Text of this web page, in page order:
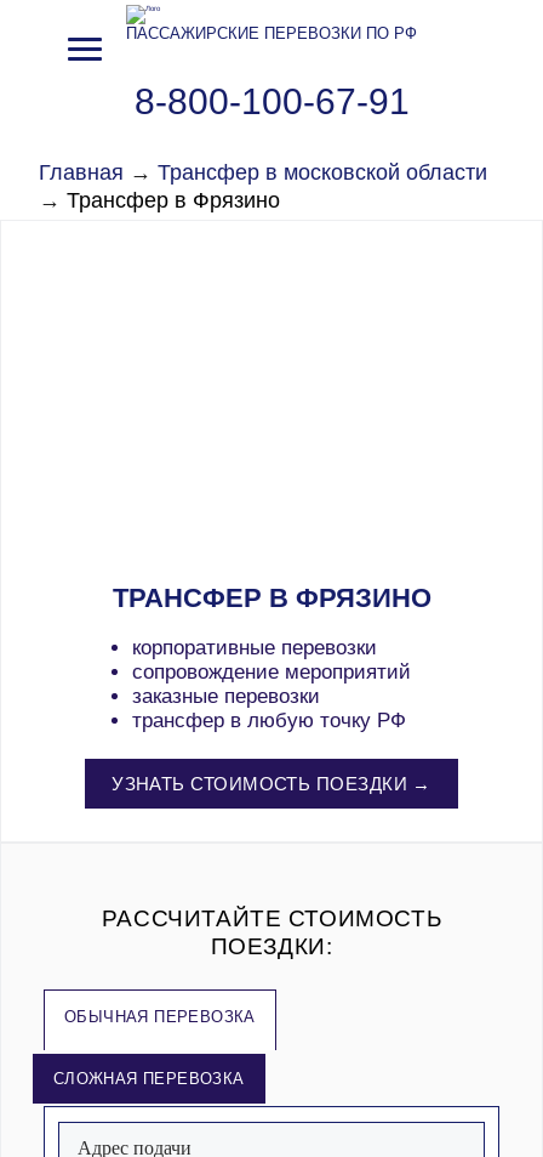
ПАССАЖИРСКИЕ ПЕРЕВОЗКИ ПО РФ
8-800-100-67-91
Главная → Трансфер в московской области
→ Трансфер в Фрязино
ТРАНСФЕР В ФРЯЗИНО
корпоративные перевозки
сопровождение мероприятий
заказные перевозки
трансфер в любую точку РФ
УЗНАТЬ СТОИМОСТЬ ПОЕЗДКИ →
РАССЧИТАЙТЕ СТОИМОСТЬ
ПОЕЗДКИ:
ОБЫЧНАЯ ПЕРЕВОЗКА
СЛОЖНАЯ ПЕРЕВОЗКА